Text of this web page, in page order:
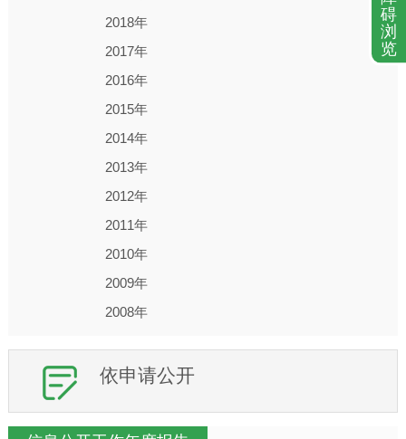
2018年
2017年
2016年
2015年
2014年
2013年
2012年
2011年
2010年
2009年
2008年
依申请公开
碍
浏
览